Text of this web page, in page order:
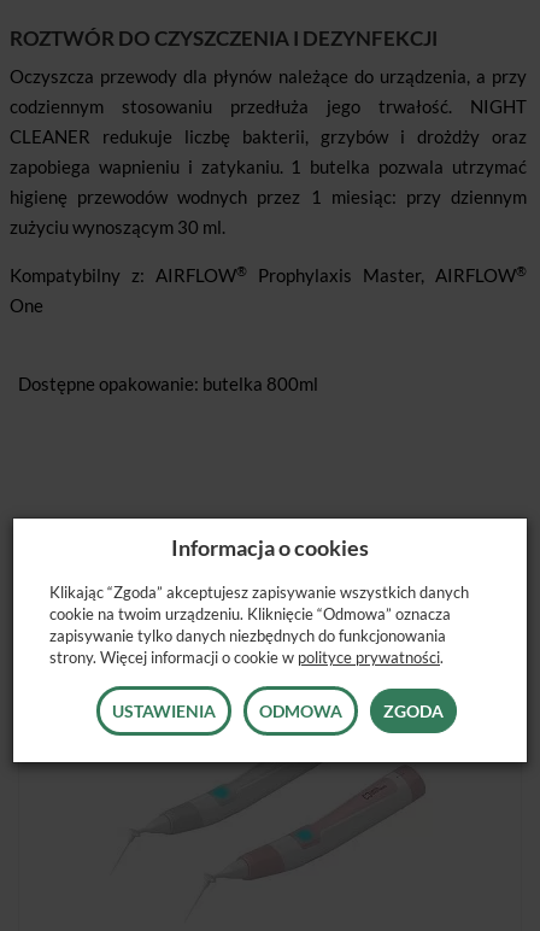
ROZTWÓR DO CZYSZCZENIA I DEZYNFEKCJI
Oczyszcza przewody dla płynów należące do urządzenia, a przy
codziennym stosowaniu przedłuża jego trwałość. NIGHT
CLEANER redukuje liczbę bakterii, grzybów i drożdży oraz
zapobiega wapnieniu i zatykaniu. 1 butelka pozwala utrzymać
higienę przewodów wodnych przez 1 miesiąc: przy dziennym
zużyciu wynoszącym 30 ml.
Kompatybilny z: AIRFLOW® Prophylaxis Master, AIRFLOW®
One
Dostępne opakowanie: butelka 800ml
POLECANE PRODUKTY
Informacja o cookies
Klikając “Zgoda” akceptujesz zapisywanie wszystkich danych
cookie na twoim urządzeniu. Kliknięcie “Odmowa” oznacza
zapisywanie tylko danych niezbędnych do funkcjonowania
strony. Więcej informacji o cookie w polityce prywatności.
USTAWIENIA ODMOWA ZGODA